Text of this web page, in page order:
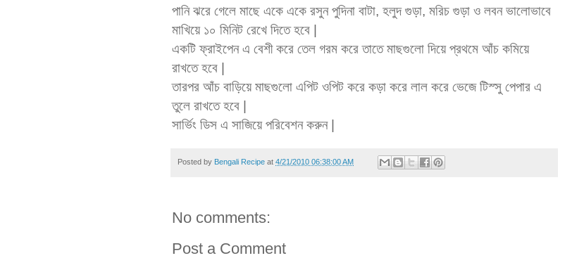
পানি ঝরে গেলে মাছে একে একে রসুন পুদিনা বাটা, হলুদ গুড়া, মরিচ গুড়া ও লবন ভালোভাবে
মাখিয়ে ১০ মিনিট রেখে দিতে হবে |
একটি ফ্রাইপেন এ বেশী করে তেল গরম করে তাতে মাছগুলো দিয়ে প্রথমে আঁচ কমিয়ে
রাখতে হবে |
তারপর আঁচ বাড়িয়ে মাছগুলো এপিট ওপিট করে কড়া করে লাল করে ভেজে টিস্সু পেপার এ
তুলে রাখতে হবে |
সার্ভিং ডিস এ সাজিয়ে পরিবেশন করুন |
Posted by Bengali Recipe at 4/21/2010 06:38:00 AM
No comments:
Post a Comment